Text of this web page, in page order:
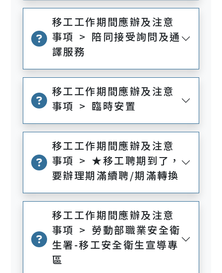
移工工作期間應辦及注意
事項 > 陪同接受詢問及通
譯服務
移工工作期間應辦及注意
事項 > 臨時安置
移工工作期間應辦及注意
事項 > ★移工聘期到了，
要辦理期滿續聘/期滿轉換
移工工作期間應辦及注意
事項 > 勞動部職業安全衛
生署-移工安全衛生宣導專
區